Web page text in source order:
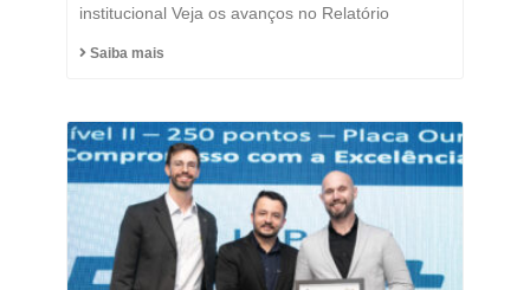
institucional Veja os avanços no Relatório
Saiba mais